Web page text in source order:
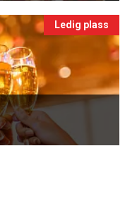
Ledig plass